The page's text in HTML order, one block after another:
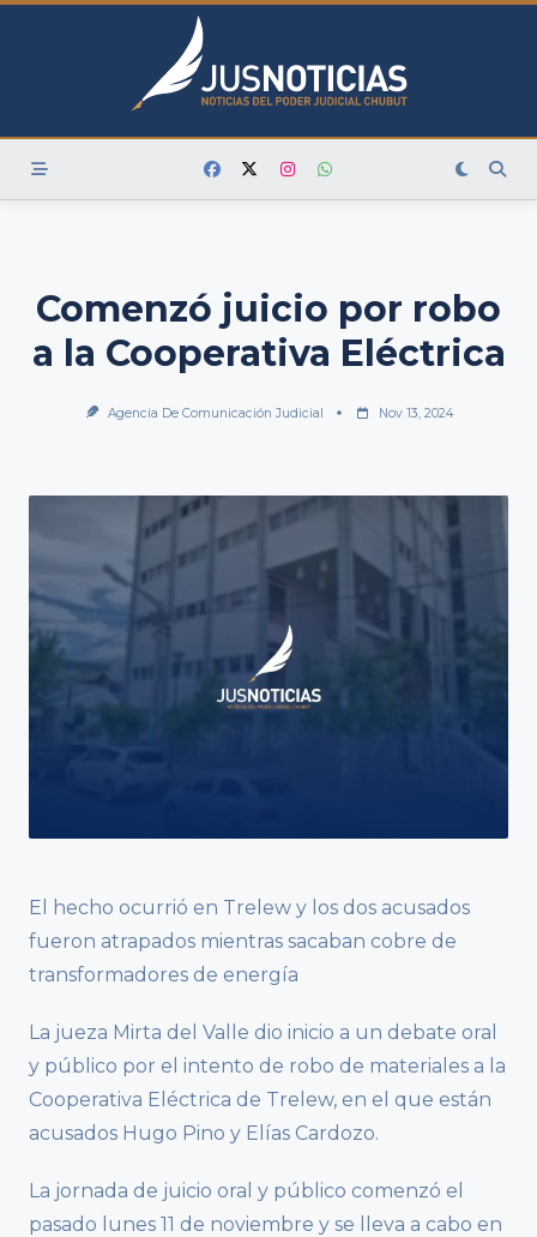
Skip
Comenzó juicio por robo
a la Cooperativa Eléctrica
Agencia De Comunicación Judicial Nov 13, 2024
El hecho ocurrió en Trelew y los dos acusados
fueron atrapados mientras sacaban cobre de
transformadores de energía
La jueza Mirta del Valle dio inicio a un debate oral
y público por el intento de robo de materiales a la
Cooperativa Eléctrica de Trelew, en el que están
acusados Hugo Pino y Elías Cardozo.
La jornada de juicio oral y público comenzó el
pasado lunes 11 de noviembre y se lleva a cabo en